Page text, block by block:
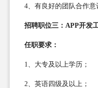
4、有良好的团队合作意
招聘职位三：APP开发
任职要求：
1、大专及以上学历；
2、英语四级及以上；